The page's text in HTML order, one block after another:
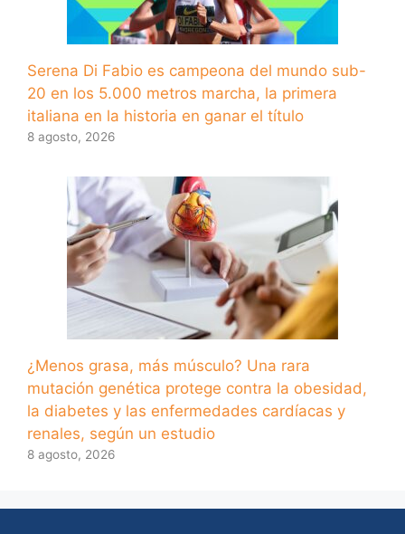
Serena Di Fabio es campeona del mundo sub-
20 en los 5.000 metros marcha, la primera
italiana en la historia en ganar el título
8 agosto, 2026
¿Menos grasa, más músculo? Una rara
mutación genética protege contra la obesidad,
la diabetes y las enfermedades cardíacas y
renales, según un estudio
8 agosto, 2026